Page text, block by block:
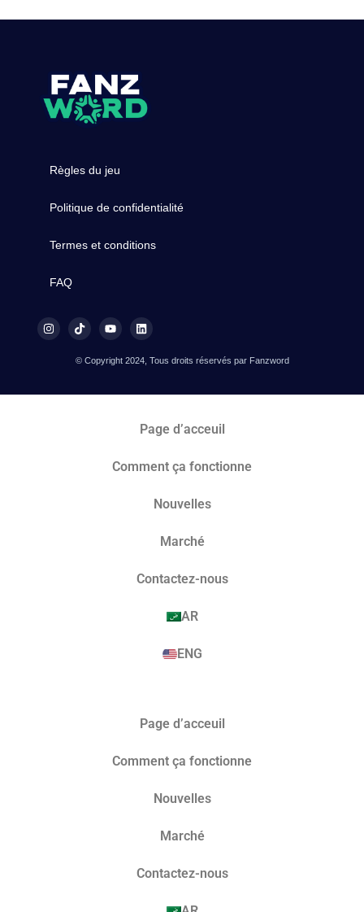
Règles du jeu
Politique de confidentialité
Termes et conditions
FAQ
© Copyright 2024, Tous droits réservés par Fanzword
Page d’acceuil
Comment ça fonctionne
Nouvelles
Marché​
Contactez-nous
AR
ENG
Page d’acceuil
Comment ça fonctionne
Nouvelles
Marché​
Contactez-nous